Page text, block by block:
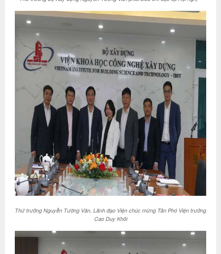
Thứ trưởng Nguyễn Tường Văn, Lãnh đạo Viện chúc mừng Tân Phó Viện trưởng
Cao Duy Khôi